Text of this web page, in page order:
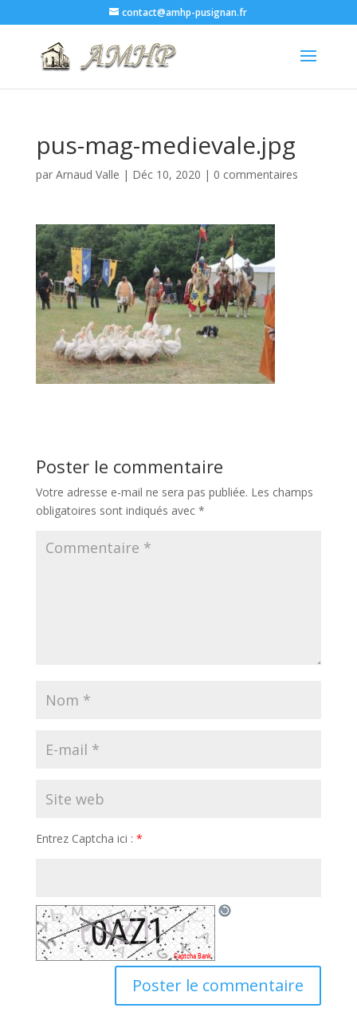
contact@amhp-pusignan.fr
pus-mag-medievale.jpg
par Arnaud Valle | Déc 10, 2020 | 0 commentaires
Poster le commentaire
Votre adresse e-mail ne sera pas publiée. Les champs
obligatoires sont indiqués avec *
Entrez Captcha ici : *